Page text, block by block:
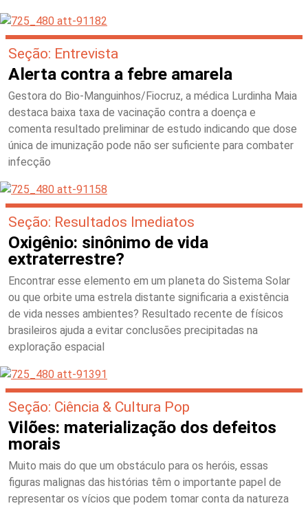
Seção: Entrevista
Alerta contra a febre amarela
Gestora do Bio-Manguinhos/Fiocruz, a médica Lurdinha Maia
destaca baixa taxa de vacinação contra a doença e
comenta resultado preliminar de estudo indicando que dose
única de imunização pode não ser suficiente para combater
infecção
Seção: Resultados Imediatos
Oxigênio: sinônimo de vida
extraterrestre?
Encontrar esse elemento em um planeta do Sistema Solar
ou que orbite uma estrela distante significaria a existência
de vida nesses ambientes? Resultado recente de físicos
brasileiros ajuda a evitar conclusões precipitadas na
exploração espacial
Seção: Ciência & Cultura Pop
Vilões: materialização dos defeitos
morais
Muito mais do que um obstáculo para os heróis, essas
figuras malignas das histórias têm o importante papel de
representar os vícios que podem tomar conta da natureza